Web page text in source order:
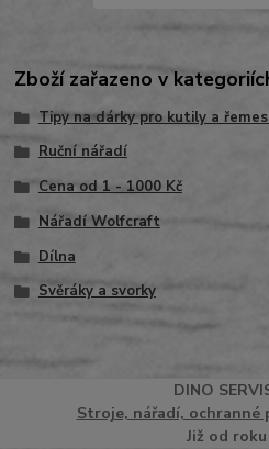
Zboží zařazeno v
Tipy na dárky pro kutily a
Ruční nářadí
Cena od 1 - 1000 Kč
Nářadí Wolfcraft
Dílna
Svěráky a svorky
DINO SERVI
Stroje, nářadí, ochranné
Již od